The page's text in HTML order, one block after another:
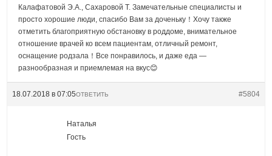
Калафатовой Э.А., Сахаровой Т. Замечательные специалисты и
просто хорошие люди, спасибо Вам за доченьку！Хочу также
отметить благоприятную обстановку в роддоме, внимательное
отношение врачей ко всем пациентам, отличный ремонт,
оснащение родзала！Все понравилось, и даже еда —
разнообразная и приемлемая на вкус😊
18.07.2018 в 07:05 #5804
ОТВЕТИТЬ
Наталья
Гость